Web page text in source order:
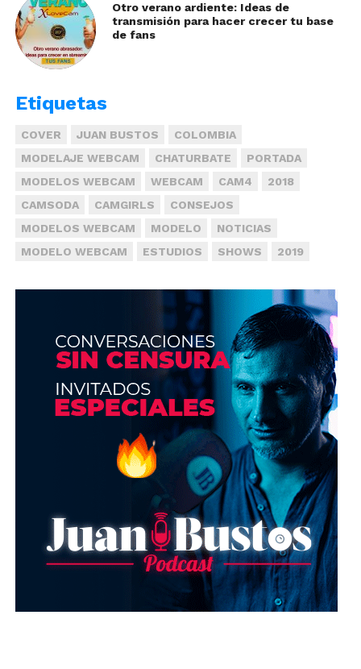
Otro verano ardiente: Ideas de
transmisión para hacer crecer tu base
de fans
Etiquetas
COVER JUAN BUSTOS
COLOMBIA
MODELAJE WEBCAM
CHATURBATE
PORTADA
MODELOS WEBCAM
WEBCAM CAM4
2018
CAMSODA
CAMGIRLS
CONSEJOS
MODELOS WEBCAM
MODELO
NOTICIAS
MODELO WEBCAM
ESTUDIOS SHOWS 2019